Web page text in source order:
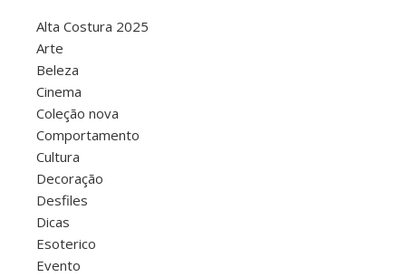
Alta Costura 2025
Arte
Beleza
Cinema
Coleção nova
Comportamento
Cultura
Decoração
Desfiles
Dicas
Esoterico
Evento